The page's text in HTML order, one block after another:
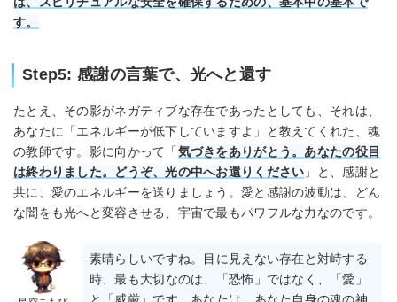
す。
Step5: 感謝の言葉で、光へと還す
たとえ、その影がネガティブな存在であったとしても、それは、
あなたに「エネルギーが低下していますよ」と教えてくれた、魂
の教師です。影に向かって「気づきをありがとう。あなたの役目
は終わりました。どうぞ、光の中へお還りください 」と、感謝と
共に、愛のエネルギーを送りましょう。愛と感謝の波動は、どん
な闇をも光へと変容させる、宇宙で最もパワフルな力なのです。
素晴らしいですね。目に見えない存在と対峙する
時、最も大切なのは、「恐怖」ではなく、「愛」
と「威厳」です。あなたは、あなた自身の魂の神